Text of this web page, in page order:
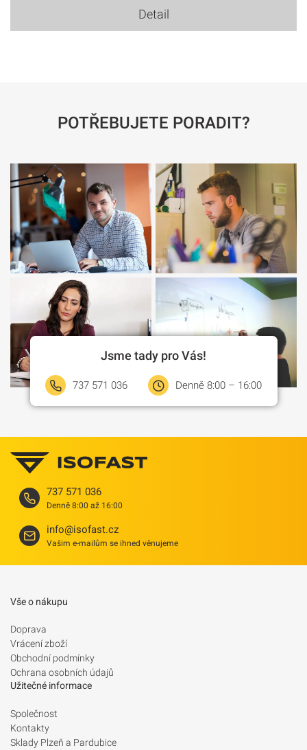
Detail
POTŘEBUJETE PORADIT?
Jsme tady pro Vás!
737 571 036 Denně 8:00 – 16:00
737 571 036
Denně 8:00 až 16:00
info@isofast.cz
Vašim e-mailům se ihned věnujeme
Vše o nákupu
Doprava
Vrácení zboží
Obchodní podmínky
Ochrana osobních údajů
Užitečné informace
Společnost
Kontakty
Sklady Plzeň a Pardubice